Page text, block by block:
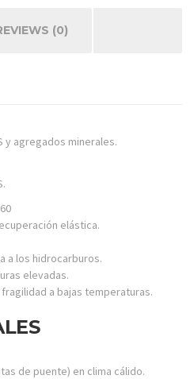
(0)
y agregados minerales.
elástica.
a los hidrocarburos.
elevadas.
a bajas temperaturas.
de puente) en clima cálido.